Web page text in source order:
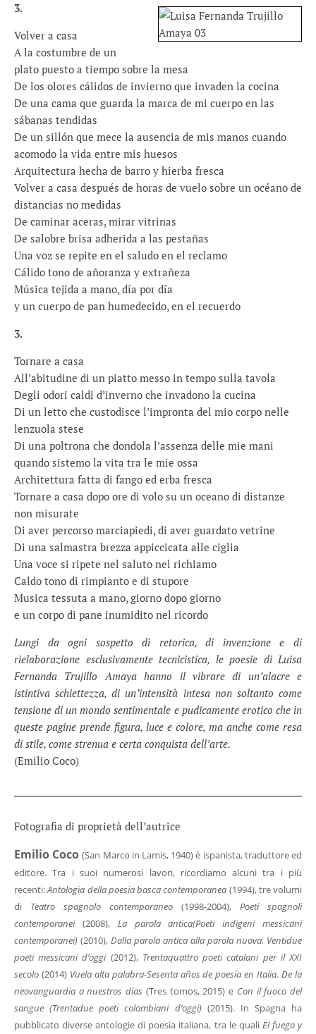
3.
Volver a casa
A la costumbre de un
plato puesto a tiempo sobre la mesa
De los olores cálidos de invierno que invaden la cocina
De una cama que guarda la marca de mi cuerpo en las
sábanas tendidas
De un sillón que mece la ausencia de mis manos cuando
acomodo la vida entre mis huesos
Arquitectura hecha de barro y hierba fresca
Volver a casa después de horas de vuelo sobre un océano de
distancias no medidas
De caminar aceras, mirar vitrinas
De salobre brisa adherida a las pestañas
Una voz se repite en el saludo en el reclamo
Cálido tono de añoranza y extrañeza
Música tejida a mano, día por día
y un cuerpo de pan humedecido, en el recuerdo
3.
Tornare a casa
All’abitudine di un piatto messo in tempo sulla tavola
Degli odori caldi d’inverno che invadono la cucina
Di un letto che custodisce l’impronta del mio corpo nelle
lenzuola stese
Di una poltrona che dondola l’assenza delle mie mani
quando sistemo la vita tra le mie ossa
Architettura fatta di fango ed erba fresca
Tornare a casa dopo ore di volo su un oceano di distanze
non misurate
Di aver percorso marciapiedi, di aver guardato vetrine
Di una salmastra brezza appiccicata alle ciglia
Una voce si ripete nel saluto nel richiamo
Caldo tono di rimpianto e di stupore
Musica tessuta a mano, giorno dopo giorno
e un corpo di pane inumidito nel ricordo
Lungi da ogni sospetto di retorica, di invenzione e di
rielaborazione esclusivamente tecnicistica, le poesie di Luisa
Fernanda Trujillo Amaya hanno il vibrare di un’alacre e
istintiva schiettezza, di un’intensità intesa non soltanto come
tensione di un mondo sentimentale e pudicamente erotico che in
queste pagine prende figura, luce e colore, ma anche come resa
di stile, come strenua e certa conquista dell’arte.
(Emilio Coco)
Fotografia di proprietà dell’autrice
Emilio Coco(San Marco in Lamis, 1940) è ispanista, traduttore ed
editore. Tra i suoi numerosi lavori, ricordiamo alcuni tra i più
recenti:Antologia della poesia basca contemporanea (1994), tre volumi
di Teatro spagnolo contemporaneo (1998-2004), Poeti spagnoli
contemporanei(2008), La parola antica(Poeti indigeni messicani
contemporanei) (2010), Dalla parola antica alla parola nuova. Ventidue
poeti messicani d’oggi(2012), Trentaquattro poeti catalani per il XXI
secolo (2014) Vuela alta palabra-Sesenta años de poesía en Italia. De la
neovanguardia a nuestros días (Tres tomos, 2015) e Con il fuoco del
sangue (Trentadue poeti colombiani d’oggi) (2015). In Spagna ha
pubblicato diverse antologie di poesia italiana, tra le quali El fuego y